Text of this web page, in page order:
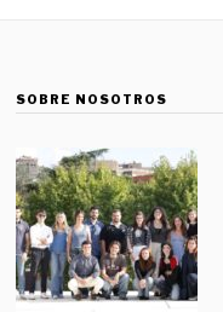
SOBRE NOSOTROS